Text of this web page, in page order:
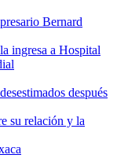
Bernard
ingresa a Hospital
después
su relación y la